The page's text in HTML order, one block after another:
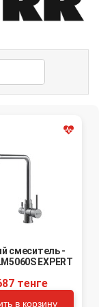
смеситель -
EXPERT
тенге
в корзину